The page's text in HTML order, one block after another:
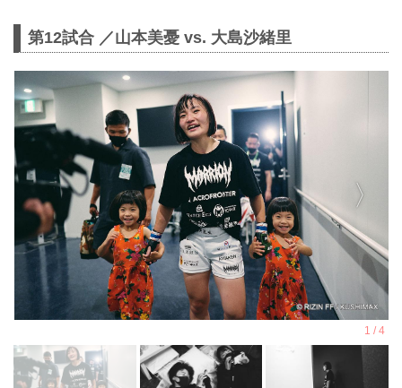
第12試合 ／山本美憂 vs. 大島沙緒里